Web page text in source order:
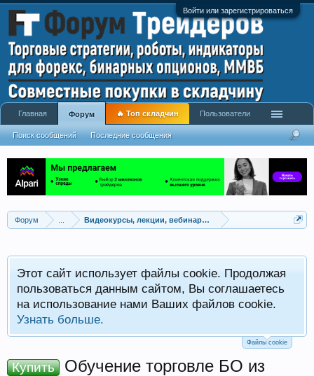
Войти или зарегистрироваться
Форум Видеокурсы, лекции, вебинары, учебный материал
Этот сайт использует файлы cookie. Продолжая
пользоваться данным сайтом, Вы соглашаетесь
на использование нами Ваших файлов cookie.
Узнать больше.
Файлы cookie
Купить
Обучение торговле БО из
Главная Форум
Поиск сообщений Последние сообщения
🔥 Топ складчин Пользователи